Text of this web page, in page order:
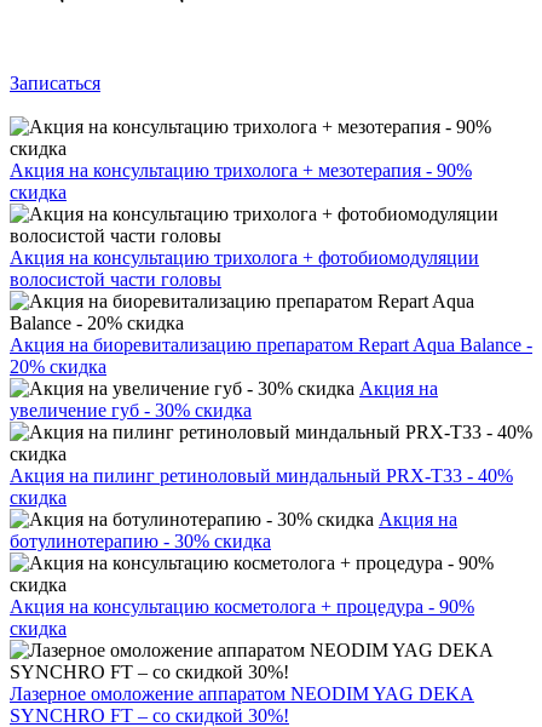
Записаться
Акция на консультацию трихолога + мезотерапия - 90%
скидка
Акция на консультацию трихолога + фотобиомодуляции
волосистой части головы
Акция на биоревитализацию препаратом Repart Aqua Balance -
20% скидка
Акция на
увеличение губ - 30% скидка
Акция на пилинг ретиноловый миндальный PRX-T33 - 40%
скидка
Акция на
ботулинотерапию - 30% скидка
Акция на консультацию косметолога + процедура - 90%
скидка
Лазерное омоложение аппаратом NEODIM YAG DEKA
SYNCHRO FT – со скидкой 30%!